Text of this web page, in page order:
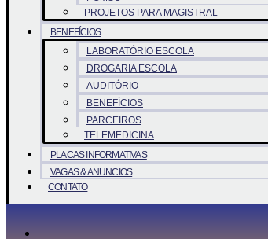
PROJETOS PARA MAGISTRAL
BENEFÍCIOS
LABORATÓRIO ESCOLA
DROGARIA ESCOLA
AUDITÓRIO
BENEFÍCIOS
PARCEIROS
TELEMEDICINA
PLACAS INFORMATIVAS
VAGAS & ANUNCIOS
CONTATO